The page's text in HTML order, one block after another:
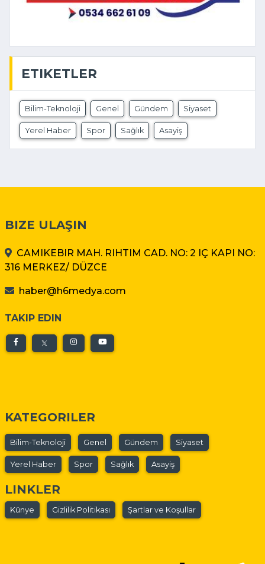
ETIKETLER
Bilim-Teknoloji Genel Gündem Siyaset
Yerel Haber Spor Sağlık Asayiş
BIZE ULAŞIN
CAMIKEBIR MAH. RIHTIM CAD. NO: 2 IÇ KAPI NO:
316 MERKEZ/ DÜZCE
haber@h6medya.com
TAKIP EDIN
KATEGORILER
Bilim-Teknoloji Genel Gündem Siyaset
Yerel Haber Spor Sağlık Asayiş
LINKLER
Künye Gizlilik Politikası Şartlar ve Koşullar